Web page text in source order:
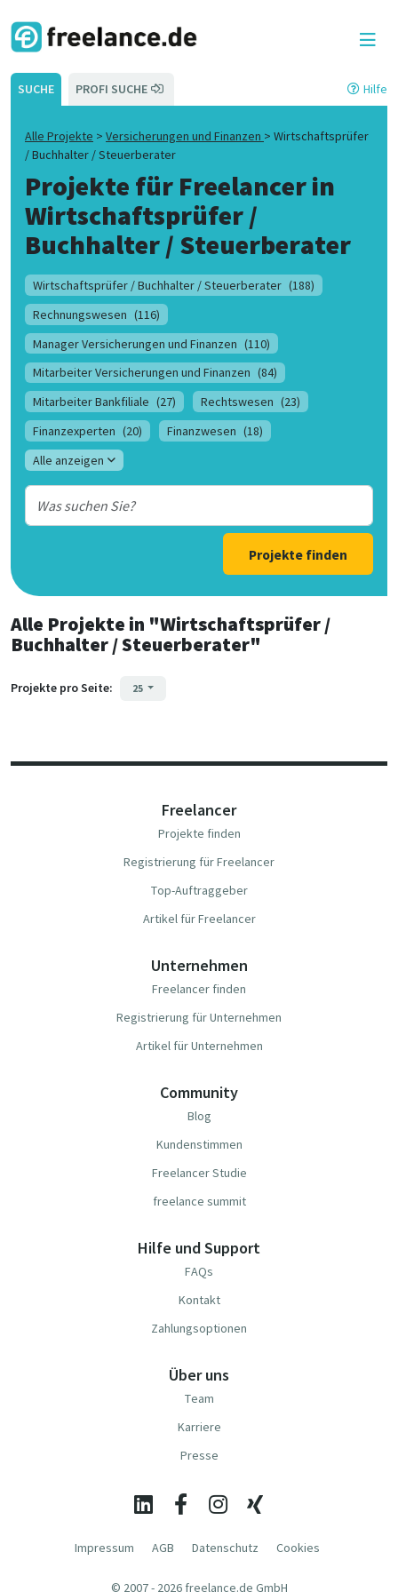
SUCHE PROFI SUCHE Hilfe
Alle Projekte > Versicherungen und Finanzen > Wirtschaftsprüfer
/ Buchhalter / Steuerberater
Projekte für Freelancer in
Wirtschaftsprüfer /
Buchhalter / Steuerberater
Wirtschaftsprüfer / Buchhalter / Steuerberater (188)
Rechnungswesen (116)
Manager Versicherungen und Finanzen (110)
Mitarbeiter Versicherungen und Finanzen (84)
Mitarbeiter Bankfiliale (27) Rechtswesen (23)
Finanzexperten (20) Finanzwesen (18)
Alle anzeigen
Projekte finden
Alle Projekte in "Wirtschaftsprüfer /
Buchhalter / Steuerberater"
Projekte pro Seite: 25
Freelancer
Projekte finden
Registrierung für Freelancer
Top-Auftraggeber
Artikel für Freelancer
Unternehmen
Freelancer finden
Registrierung für Unternehmen
Artikel für Unternehmen
Community
Blog
Kundenstimmen
Freelancer Studie
freelance summit
Hilfe und Support
FAQs
Kontakt
Zahlungsoptionen
Über uns
Team
Karriere
Presse
Impressum AGB Datenschutz Cookies
© 2007 - 2026 freelance.de GmbH